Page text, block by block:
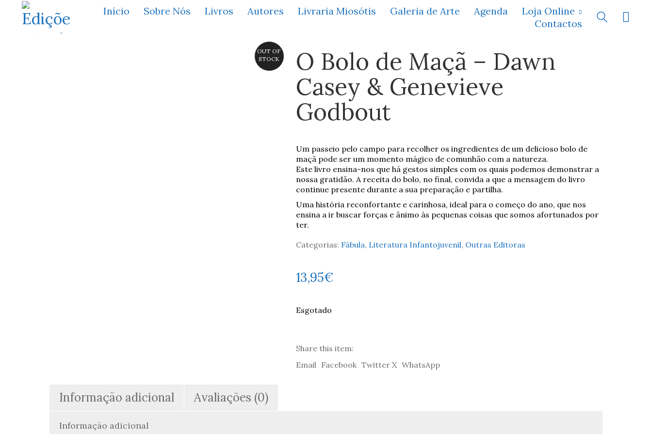
Início Sobre Nós Livros Autores Livraria Miosótis Galeria de Arte Agenda
Loja Online
Contactos
OUT OF
STOCK
O Bolo de Maçã – Dawn
Casey & Genevieve
Godbout
Um passeio pelo campo para recolher os ingredientes de um delicioso bolo de
maçã pode ser um momento mágico de comunhão com a natureza.
Este livro ensina-nos que há gestos simples com os quais podemos demonstrar a
nossa gratidão. A receita do bolo, no final, convida a que a mensagem do livro
continue presente durante a sua preparação e partilha.
Uma história reconfortante e carinhosa, ideal para o começo do ano, que nos
ensina a ir buscar forças e ânimo às pequenas coisas que somos afortunados por
ter.
Categorias: Fábula, Literatura Infantojuvenil, Outras Editoras
13,95€
Esgotado
Share this item:
Email Facebook Twitter X WhatsApp
Informação adicional Avaliações (0)
Informação adicional